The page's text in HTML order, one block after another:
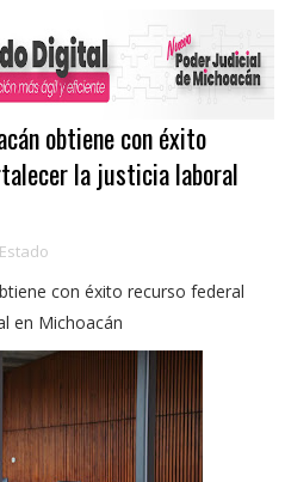
obtiene con éxito
la justicia laboral
Estado
con éxito recurso federal
en Michoacán